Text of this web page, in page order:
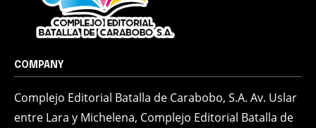
COMPANY
Complejo Editorial Batalla de Carabobo, S.A. Av. Uslar
entre Lara y Michelena, Complejo Editorial Batalla de